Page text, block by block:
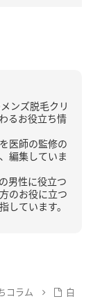
ンズ脱毛クリ
るお役立ち情
医師の監修の
編集していま
男性に役立つ
のお役に立つ
しています。
コラム
白